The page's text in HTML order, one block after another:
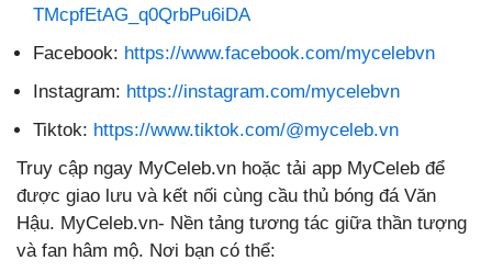
TMcpfEtAG_q0QrbPu6iDA
Facebook: https://www.facebook.com/mycelebvn
Instagram: https://instagram.com/mycelebvn
Tiktok: https://www.tiktok.com/@myceleb.vn
Truy cập ngay MyCeleb.vn hoặc tải app MyCeleb để
được giao lưu và kết nối cùng cầu thủ bóng đá Văn
Hậu. MyCeleb.vn- Nền tảng tương tác giữa thần tượng
và fan hâm mộ. Nơi bạn có thể: